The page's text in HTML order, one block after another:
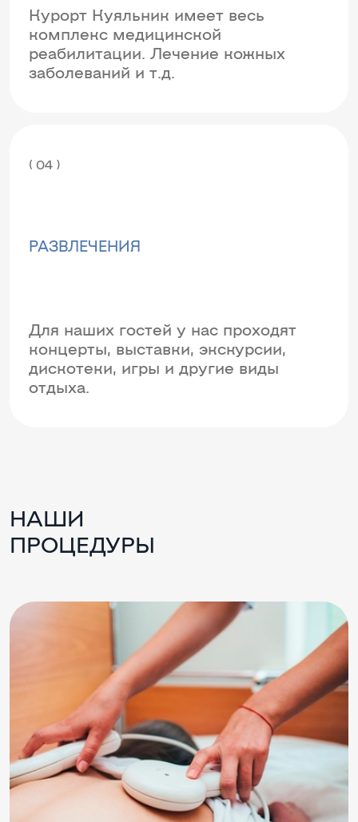
Курорт Куяльник имеет весь
комплекс медицинской
реабилитации. Лечение кожных
заболеваний и т.д.
( 04 )
РАЗВЛЕЧЕНИЯ
Для наших гостей у нас проходят
концерты, выставки, экскурсии,
дискотеки, игры и другие виды
отдыха.
НАШИ
ПРОЦЕДУРЫ